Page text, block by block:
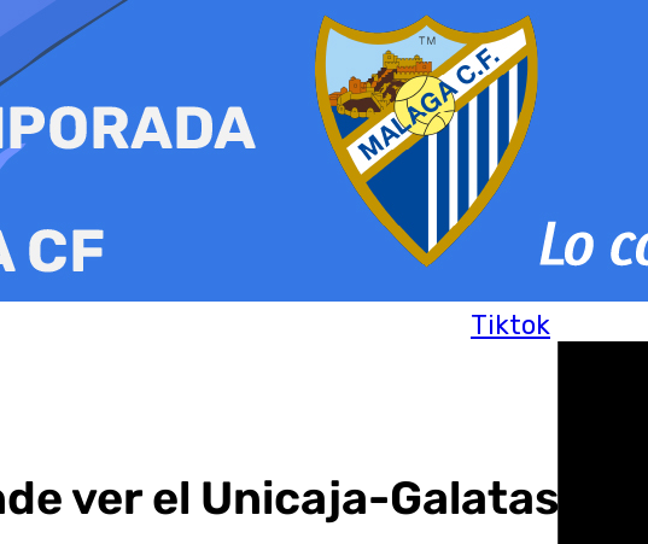
Tiktok
ver el Unicaja-Galatasaray